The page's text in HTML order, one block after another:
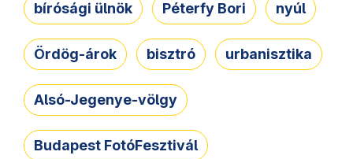
bírósági ülnök Péterfy Bori nyúl
Ördög-árok bisztró urbanisztika
Alsó-Jegenye-völgy
Budapest FotóFesztivál